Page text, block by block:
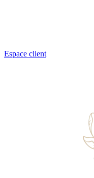
Espace client